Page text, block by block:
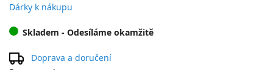
Dárky k nákupu
Skladem - Odesíláme okamžitě
Doprava a doručení